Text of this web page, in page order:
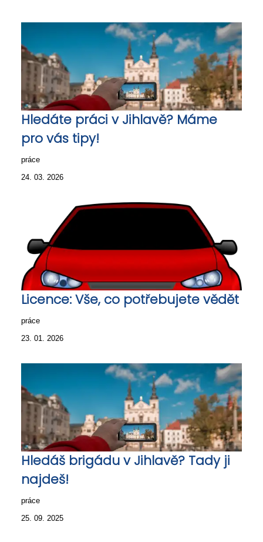
Hledáte práci v Jihlavě? Máme
pro vás tipy!
práce
24. 03. 2026
Licence: Vše, co potřebujete vědět
práce
23. 01. 2026
Hledáš brigádu v Jihlavě? Tady ji
najdeš!
práce
25. 09. 2025